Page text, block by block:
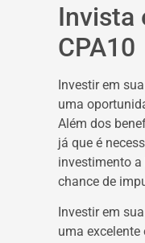
Invista
CPA10
Investir em
uma
Além dos
já que é
investimento
chance de
Investir em
uma